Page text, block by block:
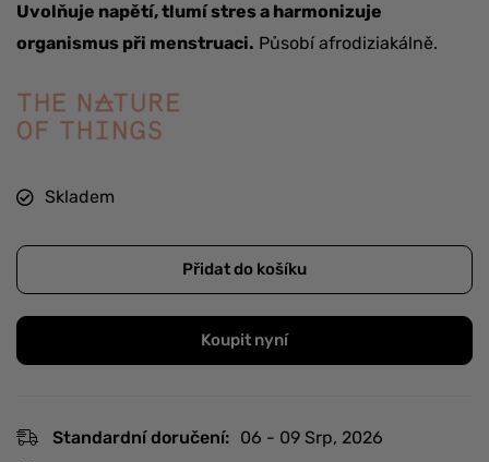
Uvolňuje napětí, tlumí stres a harmonizuje
organismus při menstruaci. Působí afrodiziakálně.
Skladem
Přidat do košíku
Koupit nyní
Standardní doručení: 06 - 09 Srp, 2026